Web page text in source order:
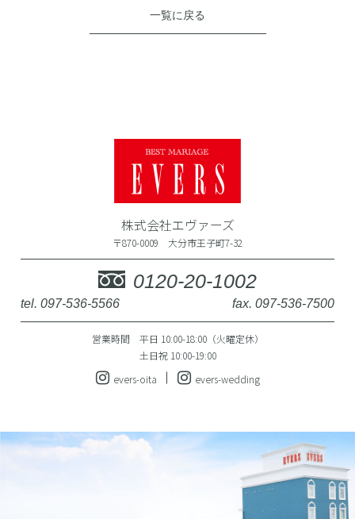
一覧に戻る
株式会社エヴァーズ
〒870-0009 大分市王子町7-32
0120-20-1002
tel. 097-536-5566 fax. 097-536-7500
営業時間 平日 10:00-18:00（火曜定休）
土日祝 10:00-19:00
evers-oita
evers-wedding